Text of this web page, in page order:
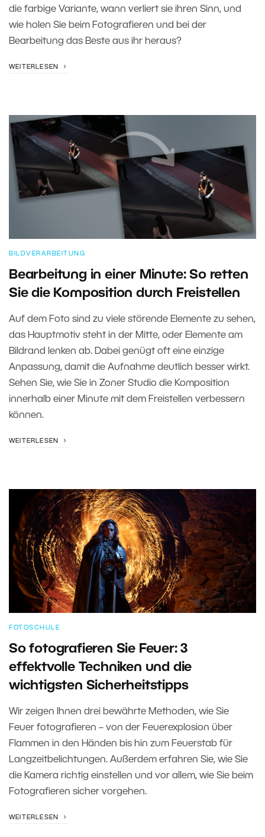
die farbige Variante, wann verliert sie ihren Sinn, und
wie holen Sie beim Fotografieren und bei der
Bearbeitung das Beste aus ihr heraus?
WEITERLESEN
BILDVERARBEITUNG
Bearbeitung in einer Minute: So retten
Sie die Komposition durch Freistellen
Auf dem Foto sind zu viele störende Elemente zu sehen,
das Hauptmotiv steht in der Mitte, oder Elemente am
Bildrand lenken ab. Dabei genügt oft eine einzige
Anpassung, damit die Aufnahme deutlich besser wirkt.
Sehen Sie, wie Sie in Zoner Studio die Komposition
innerhalb einer Minute mit dem Freistellen verbessern
können.
WEITERLESEN
FOTOSCHULE
So fotografieren Sie Feuer: 3
effektvolle Techniken und die
wichtigsten Sicherheitstipps
Wir zeigen Ihnen drei bewährte Methoden, wie Sie
Feuer fotografieren – von der Feuerexplosion über
Flammen in den Händen bis hin zum Feuerstab für
Langzeitbelichtungen. Außerdem erfahren Sie, wie Sie
die Kamera richtig einstellen und vor allem, wie Sie beim
Fotografieren sicher vorgehen.
WEITERLESEN